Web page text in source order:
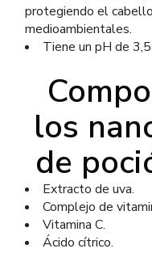
protegiendo el
medioambientales.
Tiene un pH de
los
de
Extracto de uva.
Complejo de
Vitamina C.
Ácido cítrico.